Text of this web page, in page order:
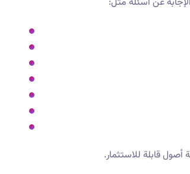
قابلة للاستثمار.